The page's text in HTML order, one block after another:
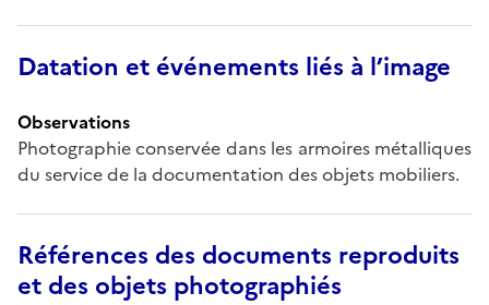
Datation et événements liés à l’image
Observations
Photographie conservée dans les armoires métalliques
du service de la documentation des objets mobiliers.
Références des documents reproduits
et des objets photographiés